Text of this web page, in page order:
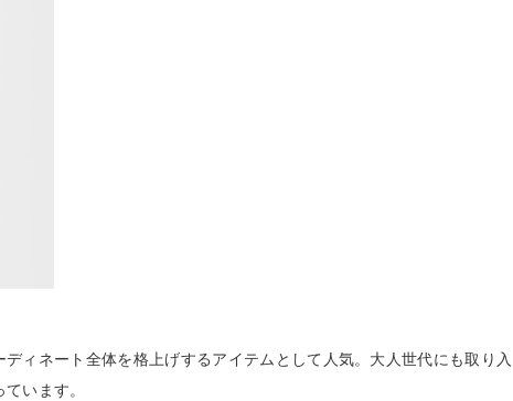
ィネート全体を格上げするアイテムとして人気。大人世代にも取り入
います。